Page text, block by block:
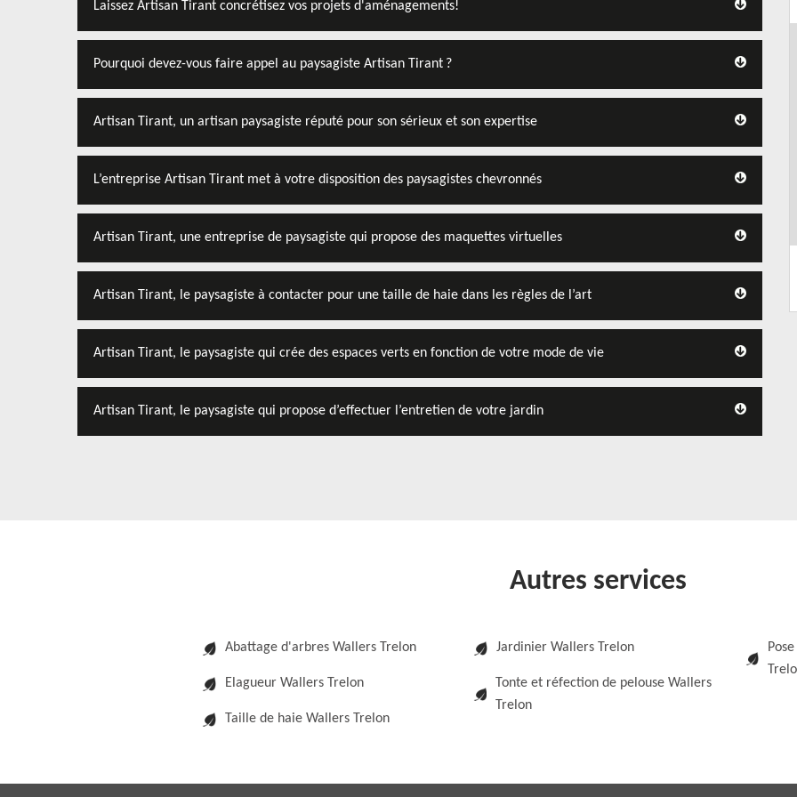
Laissez Artisan Tirant concrétisez vos projets d'aménagements!
Pourquoi devez-vous faire appel au paysagiste Artisan Tirant ?
Artisan Tirant, un artisan paysagiste réputé pour son sérieux et son expertise
L’entreprise Artisan Tirant met à votre disposition des paysagistes chevronnés
Artisan Tirant, une entreprise de paysagiste qui propose des maquettes virtuelles
Artisan Tirant, le paysagiste à contacter pour une taille de haie dans les règles de l’art
Artisan Tirant, le paysagiste qui crée des espaces verts en fonction de votre mode de vie
Artisan Tirant, le paysagiste qui propose d’effectuer l’entretien de votre jardin
Autres services
Abattage d'arbres Wallers Trelon
Elagueur Wallers Trelon
Taille de haie Wallers Trelon
Jardinier Wallers Trelon
Tonte et réfection de pelouse Wallers
Trelon